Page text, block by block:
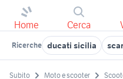
Home Cerca
Ricerche ducati sicilia
Subito Moto e scooter